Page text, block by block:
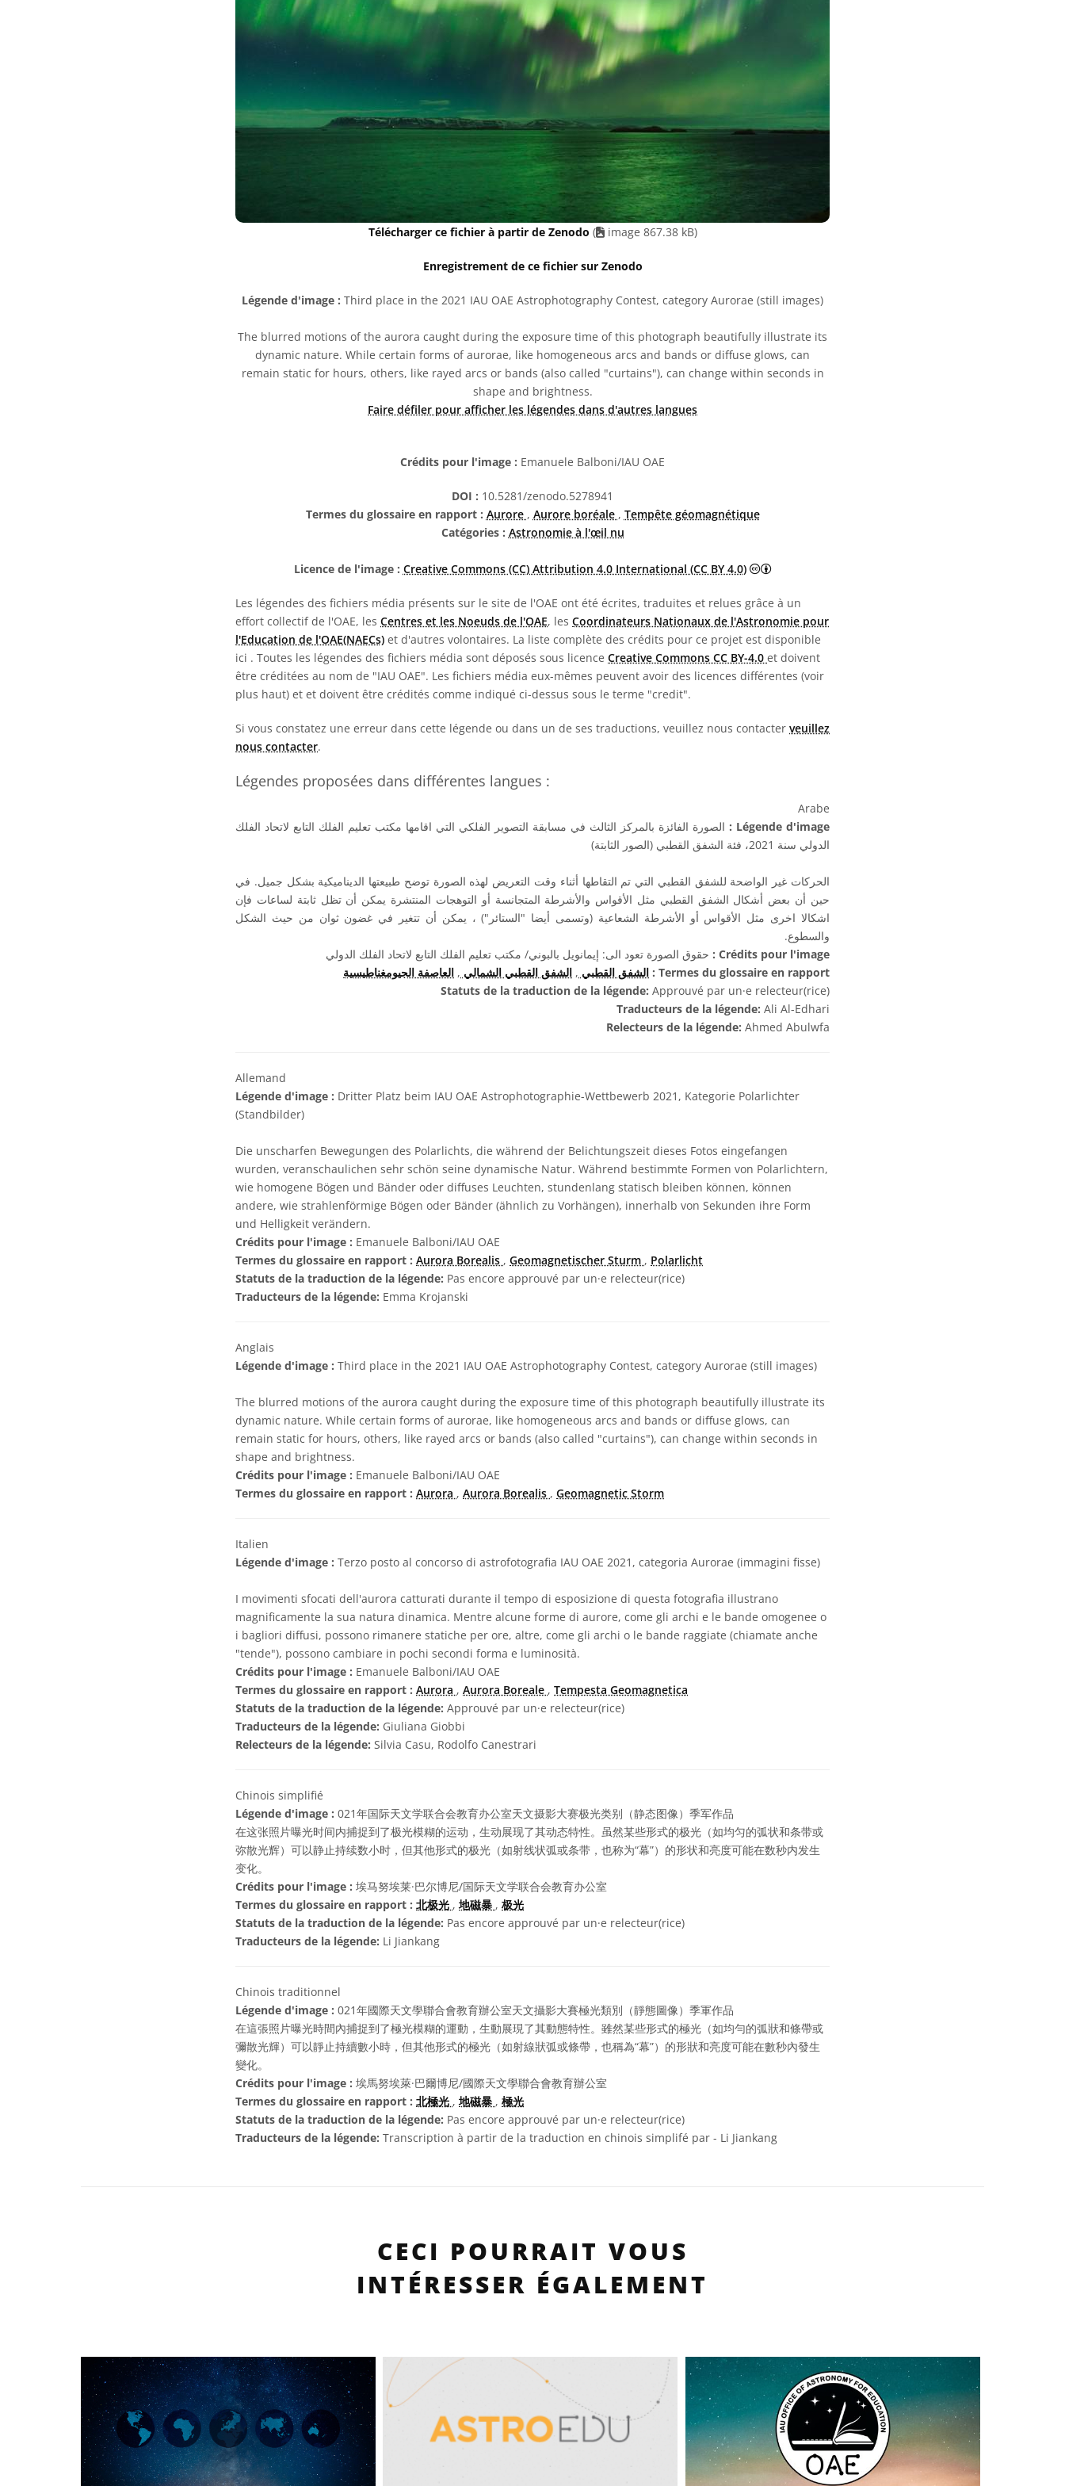
Télécharger ce fichier à partir de Zenodo ( image 867.38 kB)
Enregistrement de ce fichier sur Zenodo
Légende d'image : Third place in the 2021 IAU OAE Astrophotography Contest, category Aurorae (still images)
The blurred motions of the aurora caught during the exposure time of this photograph beautifully illustrate its
dynamic nature. While certain forms of aurorae, like homogeneous arcs and bands or diffuse glows, can
remain static for hours, others, like rayed arcs or bands (also called "curtains"), can change within seconds in
shape and brightness.
Faire défiler pour afficher les légendes dans d'autres langues
Crédits pour l'image : Emanuele Balboni/IAU OAE
DOI : 10.5281/zenodo.5278941
Termes du glossaire en rapport : Aurore , Aurore boréale , Tempête géomagnétique
Catégories : Astronomie à l'œil nu
Licence de l'image : Creative Commons (CC) Attribution 4.0 International (CC BY 4.0) Creative Commons (CC) Attribution 4.0 International
Les légendes des fichiers média présents sur le site de l'OAE ont été écrites, traduites et relues grâce à un
effort collectif de l'OAE, les Centres et les Noeuds de l'OAE, les Coordinateurs Nationaux de l'Astronomie pour
l'Education de l'OAE(NAECs) et d'autres volontaires. La liste complète des crédits pour ce projet est disponible
ici . Toutes les légendes des fichiers média sont déposés sous licence Creative Commons CC BY-4.0 et doivent
être créditées au nom de "IAU OAE". Les fichiers média eux-mêmes peuvent avoir des licences différentes (voir
plus haut) et et doivent être crédités comme indiqué ci-dessus sous le terme "credit".
Si vous constatez une erreur dans cette légende ou dans un de ses traductions, veuillez nous contacter veuillez
nous contacter.
Légendes proposées dans différentes langues :
Arabe
Légende d'image :
الصورة الفائزة بالمركز الثالث في مسابقة التصوير الفلكي التي اقامها مكتب تعليم الفلك التابع لاتحاد الفلك
الدولي سنة 2021، فئة الشفق القطبي (الصور الثابتة)
الحركات غير الواضحة للشفق القطبي التي تم التقاطها أثناء وقت التعريض لهذه الصورة توضح طبيعتها الديناميكية بشكل جميل. في
حين أن بعض أشكال الشفق القطبي مثل الأقواس والأشرطة المتجانسة أو التوهجات المنتشرة يمكن أن تظل ثابتة لساعات فإن
اشكالا اخرى مثل الأقواس أو الأشرطة الشعاعية (وتسمى أيضا "الستائر") ، يمكن أن تتغير في غضون ثوان من حيث الشكل
والسطوع.
Crédits pour l'image :
حقوق الصورة تعود الى: إيمانويل بالبوني/ مكتب تعليم الفلك التابع لاتحاد الفلك الدولي
Termes du glossaire en rapport :
الشفق القطبي , الشفق القطبي الشمالي , العاصفة الجيومغناطيسية
Statuts de la traduction de la légende: Approuvé par un·e relecteur(rice)
Traducteurs de la légende: Ali Al-Edhari
Relecteurs de la légende: Ahmed Abulwfa
Allemand
Légende d'image : Dritter Platz beim IAU OAE Astrophotographie-Wettbewerb 2021, Kategorie Polarlichter
(Standbilder)
Die unscharfen Bewegungen des Polarlichts, die während der Belichtungszeit dieses Fotos eingefangen
wurden, veranschaulichen sehr schön seine dynamische Natur. Während bestimmte Formen von Polarlichtern,
wie homogene Bögen und Bänder oder diffuses Leuchten, stundenlang statisch bleiben können, können
andere, wie strahlenförmige Bögen oder Bänder (ähnlich zu Vorhängen), innerhalb von Sekunden ihre Form
und Helligkeit verändern.
Crédits pour l'image : Emanuele Balboni/IAU OAE
Termes du glossaire en rapport : Aurora Borealis , Geomagnetischer Sturm , Polarlicht
Statuts de la traduction de la légende: Pas encore approuvé par un·e relecteur(rice)
Traducteurs de la légende: Emma Krojanski
Anglais
Légende d'image : Third place in the 2021 IAU OAE Astrophotography Contest, category Aurorae (still images)
The blurred motions of the aurora caught during the exposure time of this photograph beautifully illustrate its
dynamic nature. While certain forms of aurorae, like homogeneous arcs and bands or diffuse glows, can
remain static for hours, others, like rayed arcs or bands (also called "curtains"), can change within seconds in
shape and brightness.
Crédits pour l'image : Emanuele Balboni/IAU OAE
Termes du glossaire en rapport : Aurora , Aurora Borealis , Geomagnetic Storm
Italien
Légende d'image : Terzo posto al concorso di astrofotografia IAU OAE 2021, categoria Aurorae (immagini fisse)
I movimenti sfocati dell'aurora catturati durante il tempo di esposizione di questa fotografia illustrano
magnificamente la sua natura dinamica. Mentre alcune forme di aurore, come gli archi e le bande omogenee o
i bagliori diffusi, possono rimanere statiche per ore, altre, come gli archi o le bande raggiate (chiamate anche
"tende"), possono cambiare in pochi secondi forma e luminosità.
Crédits pour l'image : Emanuele Balboni/IAU OAE
Termes du glossaire en rapport : Aurora , Aurora Boreale , Tempesta Geomagnetica
Statuts de la traduction de la légende: Approuvé par un·e relecteur(rice)
Traducteurs de la légende: Giuliana Giobbi
Relecteurs de la légende: Silvia Casu, Rodolfo Canestrari
Chinois simplifié
Légende d'image : 021年国际天文学联合会教育办公室天文摄影大赛极光类别（静态图像）季军作品
在这张照片曝光时间内捕捉到了极光模糊的运动，生动展现了其动态特性。虽然某些形式的极光（如均匀的弧状和条带或
弥散光辉）可以静止持续数小时，但其他形式的极光（如射线状弧或条带，也称为“幕”）的形状和亮度可能在数秒内发生
变化。
Crédits pour l'image : 埃马努埃莱·巴尔博尼/国际天文学联合会教育办公室
Termes du glossaire en rapport : 北极光 , 地磁暴 , 极光
Statuts de la traduction de la légende: Pas encore approuvé par un·e relecteur(rice)
Traducteurs de la légende: Li Jiankang
Chinois traditionnel
Légende d'image : 021年國際天文學聯合會教育辦公室天文攝影大賽極光類別（靜態圖像）季軍作品
在這張照片曝光時間內捕捉到了極光模糊的運動，生動展現了其動態特性。雖然某些形式的極光（如均勻的弧狀和條帶或
彌散光輝）可以靜止持續數小時，但其他形式的極光（如射線狀弧或條帶，也稱為“幕”）的形狀和亮度可能在數秒內發生
變化。
Crédits pour l'image : 埃馬努埃萊·巴爾博尼/國際天文學聯合會教育辦公室
Termes du glossaire en rapport : 北極光 , 地磁暴 , 極光
Statuts de la traduction de la légende: Pas encore approuvé par un·e relecteur(rice)
Traducteurs de la légende: Transcription à partir de la traduction en chinois simplifé par - Li Jiankang
CECI POURRAIT VOUS
INTÉRESSER ÉGALEMENT